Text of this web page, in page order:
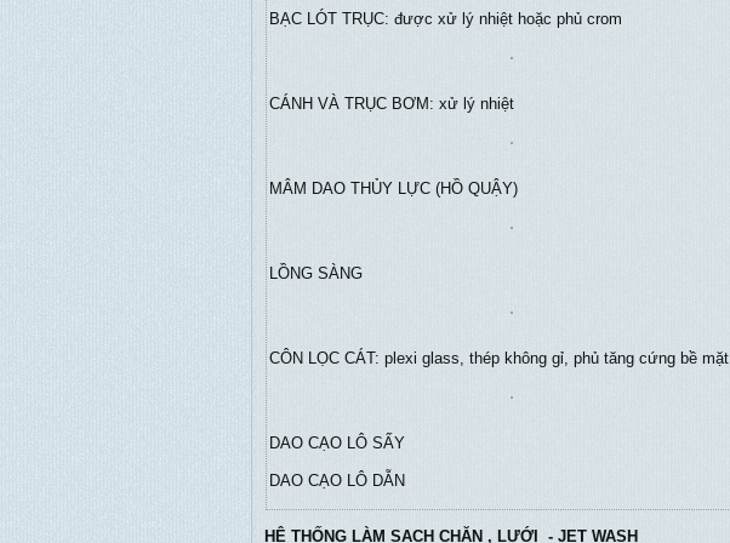
BẠC LÓT TRỤC: được xử lý nhiệt hoặc phủ crom
CÁNH VÀ TRỤC BƠM: xử lý nhiệt
MÂM DAO THỦY LỰC (HỒ QUẬY)
LỒNG SÀNG
CÔN LỌC CÁT: plexi glass, thép không gỉ, phủ tăng cứng bề mặt
DAO CẠO LÔ SẤY
DAO CẠO LÔ DẪN
HỆ THỐNG LÀM SẠCH CHĂN , LƯỚI - JET WASH